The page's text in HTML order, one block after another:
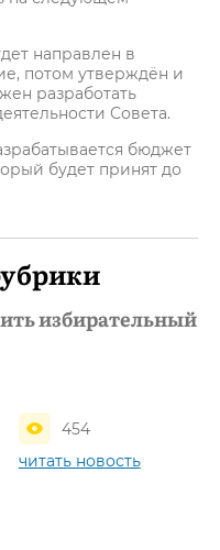
направлен в
потом утверждён и
разработать
Совета.
бюджет
будет принят до
избирательный
454
читать новость